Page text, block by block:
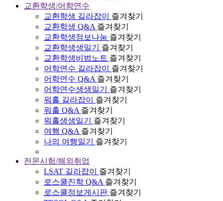
교환학생/어학연수
교환학생 길라잡이
즐겨찾기
교환학생 Q&A 즐겨찾기
교환학생정보나눔 즐겨찾기
교환학생생일기
즐겨찾기
교환학생비법노트 즐겨찾기
어학연수 길라잡이
즐겨찾기
어학연수 Q&A 즐겨찾기
어학연수생생일기
즐겨찾기
워홀 길라잡이
즐겨찾기
워홀 Q&A 즐겨찾기
워홀생생일기
즐겨찾기
여행 Q&A 즐겨찾기
나의 여행일기
즐겨찾기
전문시험/해외취업
LSAT 길라잡이
즐겨찾기
로스쿨진학 Q&A 즐겨찾기
로스쿨정보게시판 즐겨찾기